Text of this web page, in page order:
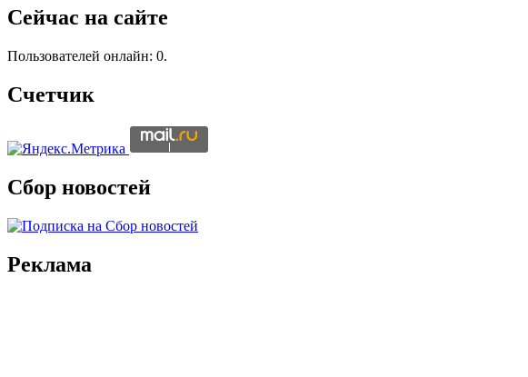
Сейчас на сайте
Пользователей онлайн: 0.
Счетчик
Сбор новостей
Реклама